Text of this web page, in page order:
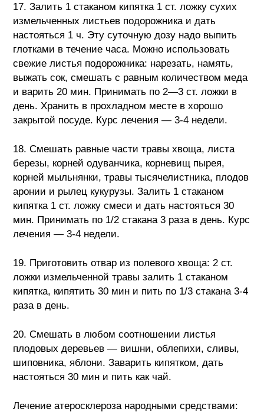
17. Залить 1 стаканом кипятка 1 ст. ложку сухих
измельченных листьев подорожника и дать
настояться 1 ч. Эту суточную дозу надо выпить
глотками в течение часа. Можно использовать
свежие листья подорожника: нарезать, намять,
выжать сок, смешать с равным количеством меда
и варить 20 мин. Принимать по 2—3 ст. ложки в
день. Хранить в прохладном месте в хорошо
закрытой посуде. Курс лечения — 3-4 недели.
18. Смешать равные части травы хвоща, листа
березы, корней одуванчика, корневищ пырея,
корней мыльнянки, травы тысячелистника, плодов
аронии и рылец кукурузы. Залить 1 стаканом
кипятка 1 ст. ложку смеси и дать настояться 30
мин. Принимать по 1/2 стакана 3 раза в день. Курс
лечения — 3-4 недели.
19. Приготовить отвар из полевого хвоща: 2 ст.
ложки измельченной травы залить 1 стаканом
кипятка, кипятить 30 мин и пить по 1/3 стакана 3-4
раза в день.
20. Смешать в любом соотношении листья
плодовых деревьев — вишни, облепихи, сливы,
шиповника, яблони. Заварить кипятком, дать
настояться 30 мин и пить как чай.
Лечение атеросклероза народными средствами: